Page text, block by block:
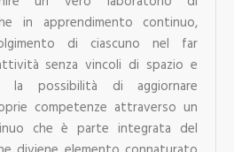
in apprendimento continuo,
di ciascuno nel far
senza vincoli di spazio e
possibilità di aggiornare
competenze attraverso un
che è parte integrata del